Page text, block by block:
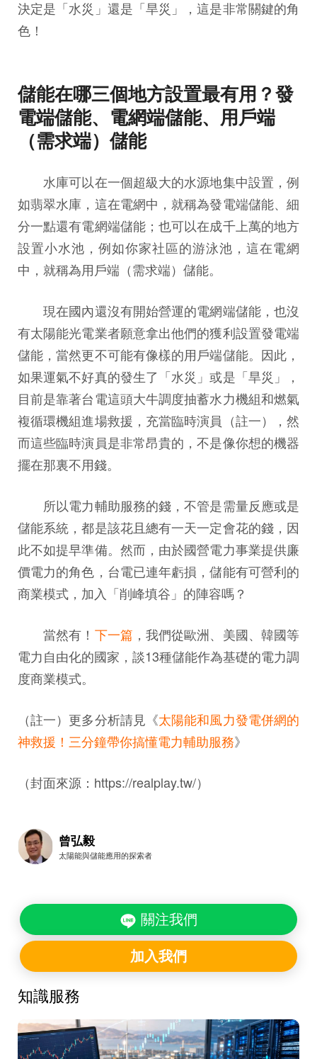
決定是「水災」還是「旱災」，這是非常關鍵的角
色！
儲能在哪三個地方設置最有用？發
電端儲能、電網端儲能、用戶端
（需求端）儲能
水庫可以在一個超級大的水源地集中設置，例
如翡翠水庫，這在電網中，就稱為發電端儲能、細
分一點還有電網端儲能；也可以在成千上萬的地方
設置小水池，例如你家社區的游泳池，這在電網
中，就稱為用戶端（需求端）儲能。
現在國內還沒有開始營運的電網端儲能，也沒
有太陽能光電業者願意拿出他們的獲利設置發電端
儲能，當然更不可能有像樣的用戶端儲能。因此，
如果運氣不好真的發生了「水災」或是「旱災」，
目前是靠著台電這頭大牛調度抽蓄水力機組和燃氣
複循環機組進場救援，充當臨時演員（註一），然
而這些臨時演員是非常昂貴的，不是像你想的機器
擺在那裏不用錢。
所以電力輔助服務的錢，不管是需量反應或是
儲能系統，都是該花且總有一天一定會花的錢，因
此不如提早準備。然而，由於國營電力事業提供廉
價電力的角色，台電已連年虧損，儲能有可營利的
商業模式，加入「削峰填谷」的陣容嗎？
當然有！ 下一篇 ，我們從歐洲、美國、韓國等
電力自由化的國家，談13種儲能作為基礎的電力調
度商業模式。
（註一）更多分析請見《太陽能和風力發電併網的
神救援！三分鐘帶你搞懂電力輔助服務》
（封面來源：https://realplay.tw/）
曾弘毅
太陽能與儲能應用的探索者
關注我們
加入我們
知識服務